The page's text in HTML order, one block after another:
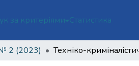
за критеріями Статистика
2 (2023)